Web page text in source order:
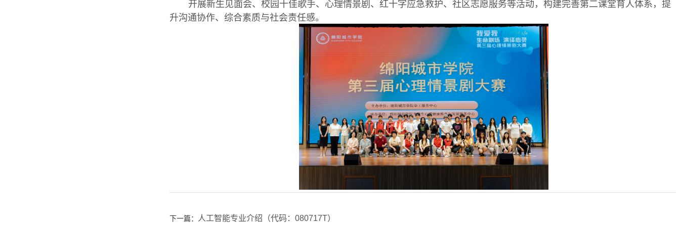
开展新生见面会、校园十佳歌手、心理情景剧、红十字应急救护、社区志愿服务等活动，构建完善第二课堂育人体系，提
升沟通协作、综合素质与社会责任感。
下一篇： 人工智能专业介绍（代码：080717T）